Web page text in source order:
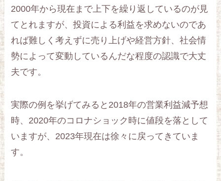
2000年から現在まで上下を繰り返しているのが見
てとれますが、投資による利益を求めないのであ
れば難しく考えずに売り上げや経営方針、社会情
勢によって変動しているんだな程度の認識で大丈
夫です。
実際の例を挙げてみると2018年の営業利益減予想
時、2020年のコロナショック時に値段を落として
いますが、2023年現在は徐々に戻ってきていま
す。